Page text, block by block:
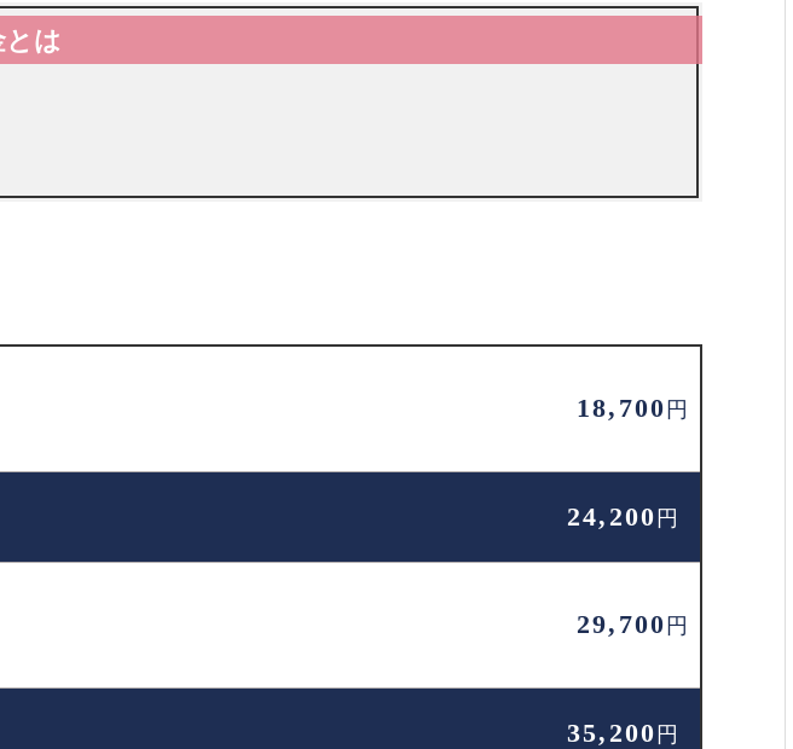
18,700円
24,200円
29,700円
35,200円